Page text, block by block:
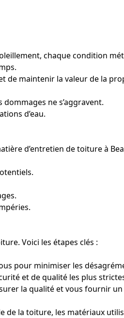
chaque condition
de maintenir la valeur de la
ne s’aggravent.
d’eau.
d’entretien de toiture à
Voici les étapes clés :
pour minimiser les
et de qualité les plus
la qualité et vous fournir
de la toiture, les matériaux